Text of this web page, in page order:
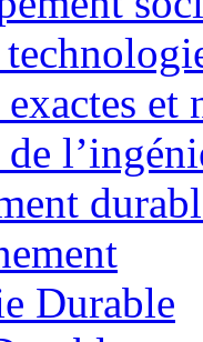
exactes et
de
Durable